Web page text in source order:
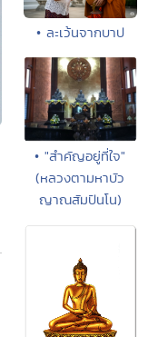
• ละเว้นจากบาป
• "สำคัญอยู่ที่ใจ"
(หลวงตามหาบัว
ญาณสัมปันโน)